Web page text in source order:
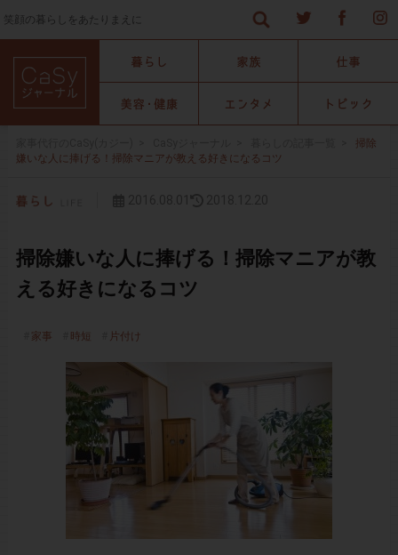
笑顔の暮らしをあたりまえに
掃除
嫌いな人に捧げる！掃除マニアが教える好きになるコツ
掃除嫌いな人に捧げる！掃除マニアが教
える好きになるコツ
家事 時短 片付け